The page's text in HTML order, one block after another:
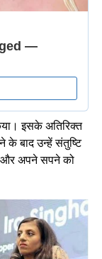
इसके अतिरिक्त
के बाद उन्हें संतुष्टि
और अपने सपने को